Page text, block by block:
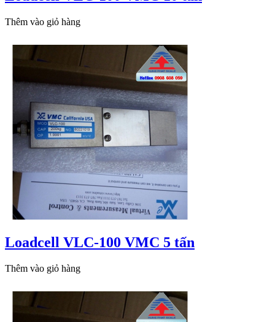
Thêm vào giỏ hàng
Loadcell VLC-100 VMC 5 tấn
Thêm vào giỏ hàng